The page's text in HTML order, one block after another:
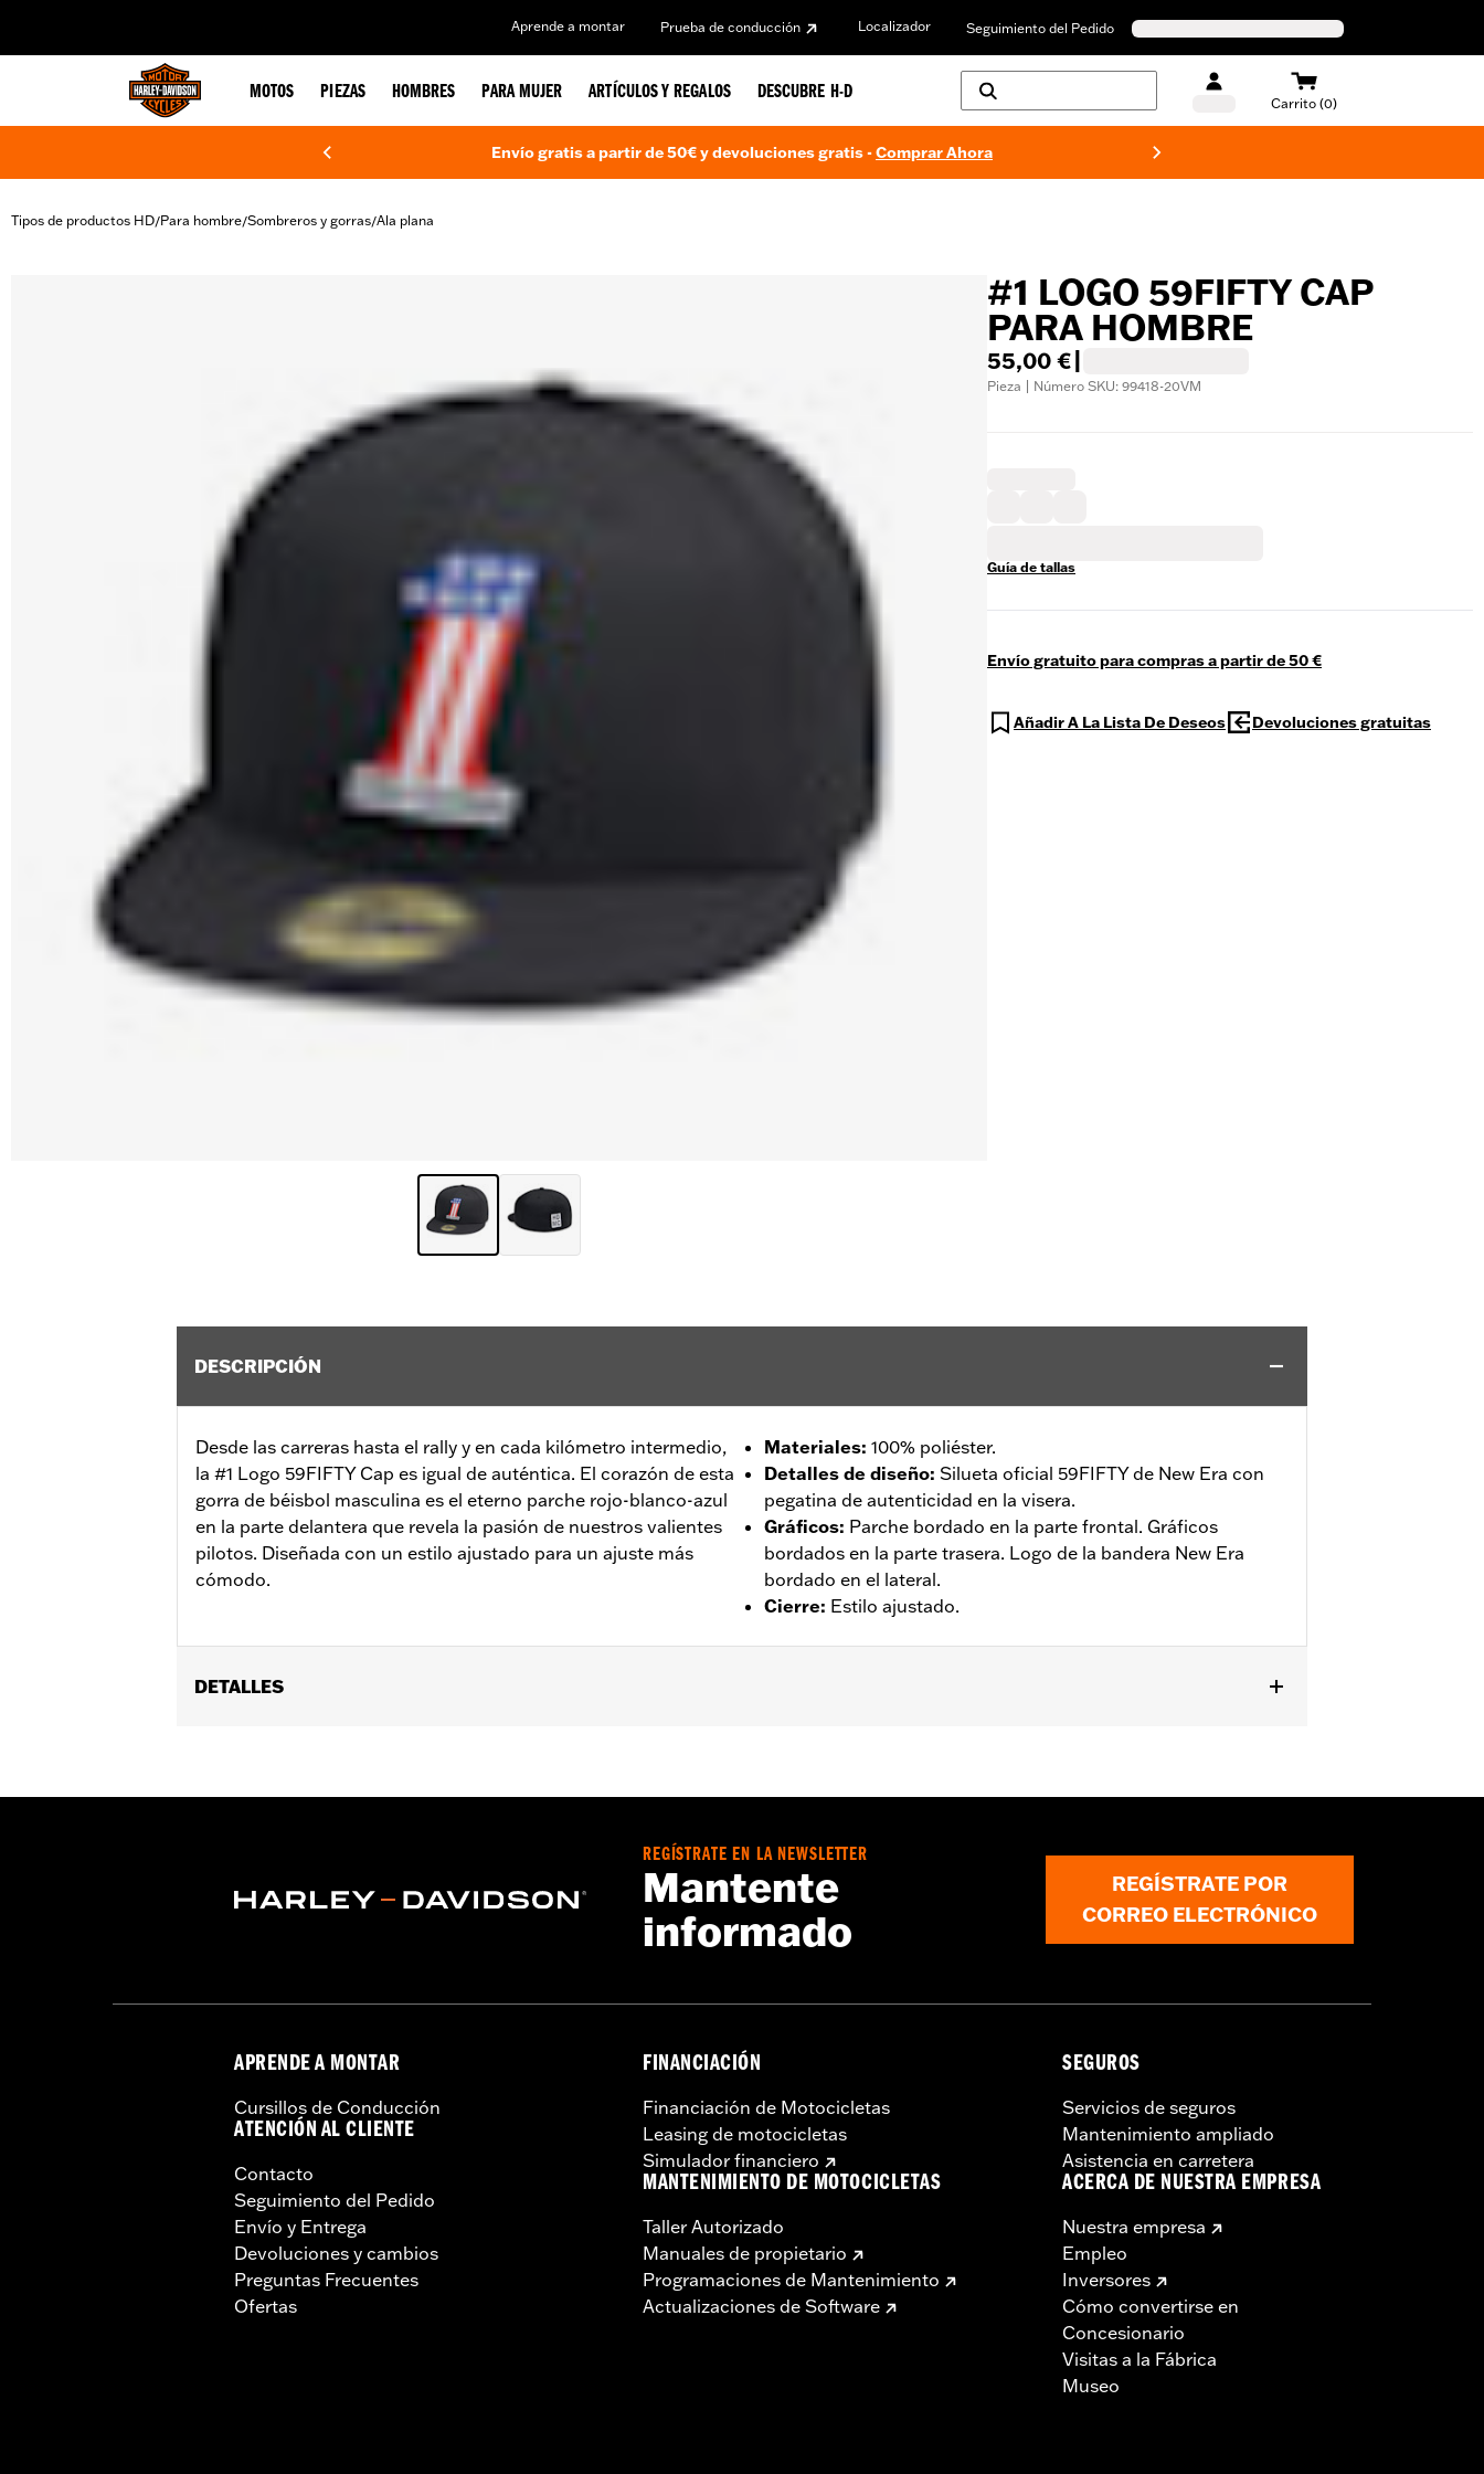
Aprende a montar Prueba de conducción Localizador Seguimiento del Pedido
MOTOS PIEZAS HOMBRES PARA MUJER ARTÍCULOS Y REGALOS DESCUBRE H-D
Carrito (0)
Envío gratis a partir de 50€ y devoluciones gratis -Comprar Ahora
Tipos de productos HD/Para hombre/Sombreros y gorras/Ala plana
#1 LOGO 59FIFTY CAP
PARA HOMBRE
55,00 €
Pieza | Número SKU: 99418-20VM
Guía de tallas
Envío gratuito para compras a partir de 50 €
Añadir A La Lista De Deseos Devoluciones gratuitas
DESCRIPCIÓN
Desde las carreras hasta el rally y en cada kilómetro intermedio,
la #1 Logo 59FIFTY Cap es igual de auténtica. El corazón de esta
gorra de béisbol masculina es el eterno parche rojo-blanco-azul
en la parte delantera que revela la pasión de nuestros valientes
pilotos. Diseñada con un estilo ajustado para un ajuste más
cómodo.
Materiales: 100% poliéster.
Detalles de diseño: Silueta oficial 59FIFTY de New Era con
pegatina de autenticidad en la visera.
Gráficos: Parche bordado en la parte frontal. Gráficos
bordados en la parte trasera. Logo de la bandera New Era
bordado en el lateral.
Cierre: Estilo ajustado.
DETALLES
Origen:Importado.
REGÍSTRATE EN LA NEWSLETTER
Mantente
informado
REGÍSTRATE POR
CORREO ELECTRÓNICO
APRENDE A MONTAR
Cursillos de Conducción
ATENCIÓN AL CLIENTE
Contacto
Seguimiento del Pedido
Envío y Entrega
Devoluciones y cambios
Preguntas Frecuentes
Ofertas
FINANCIACIÓN
Financiación de Motocicletas
Leasing de motocicletas
Simulador financiero
MANTENIMIENTO DE MOTOCICLETAS
Taller Autorizado
Manuales de propietario
Programaciones de Mantenimiento
Actualizaciones de Software
SEGUROS
Servicios de seguros
Mantenimiento ampliado
Asistencia en carretera
ACERCA DE NUESTRA EMPRESA
Nuestra empresa
Empleo
Inversores
Cómo convertirse en
Concesionario
Visitas a la Fábrica
Museo